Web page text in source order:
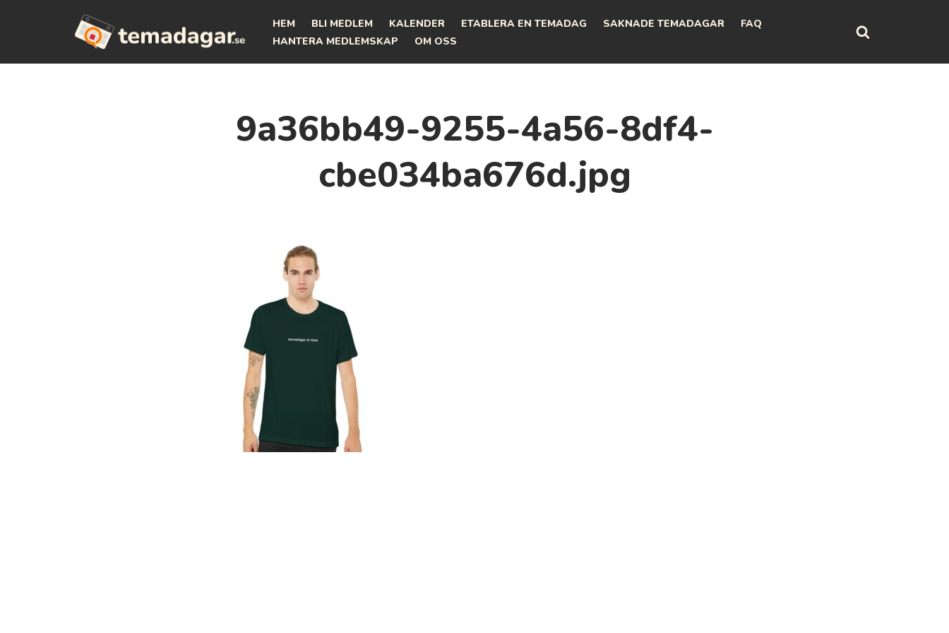
HEM BLI MEDLEM KALENDER ETABLERA EN TEMADAG SAKNADE TEMADAGAR
FAQ
HANTERA MEDLEMSKAP
OM OSS
9a36bb49-9255-4a56-8df4-
cbe034ba676d.jpg